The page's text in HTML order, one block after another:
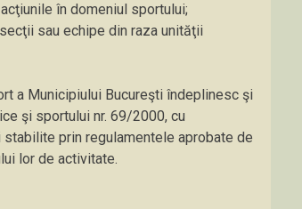
în domeniul sportului;
sau echipe din raza unităţii
a Municipiului Bucureşti îndeplinesc şi
şi sportului nr. 69/2000, cu
prin regulamentele aprobate de
lor de activitate.